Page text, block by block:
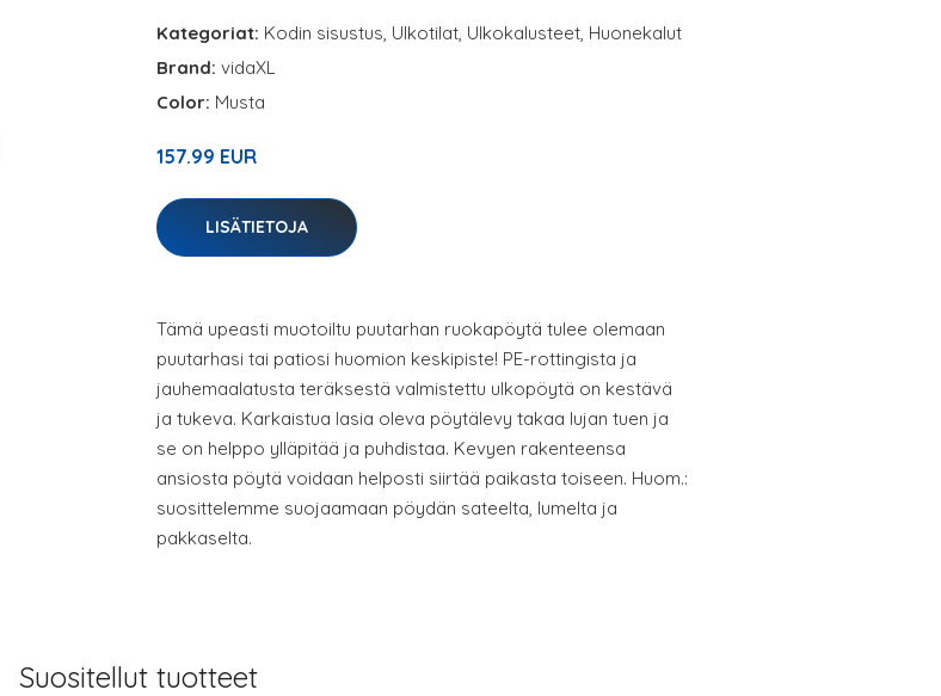
Kategoriat: Kodin sisustus, Ulkotilat, Ulkokalusteet, Huonekalut
Brand: vidaXL
Color: Musta
157.99 EUR
LISÄTIETOJA
Tämä upeasti muotoiltu puutarhan ruokapöytä tulee olemaan
puutarhasi tai patiosi huomion keskipiste! PE-rottingista ja
jauhemaalatusta teräksestä valmistettu ulkopöytä on kestävä
ja tukeva. Karkaistua lasia oleva pöytälevy takaa lujan tuen ja
se on helppo ylläpitää ja puhdistaa. Kevyen rakenteensa
ansiosta pöytä voidaan helposti siirtää paikasta toiseen. Huom.:
suosittelemme suojaamaan pöydän sateelta, lumelta ja
pakkaselta.
Suositellut tuotteet